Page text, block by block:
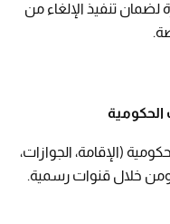
لضمان تنفيذ الإلغاء من
(الإقامة، الجوازات،
ومن خلال قنوات رسمية.